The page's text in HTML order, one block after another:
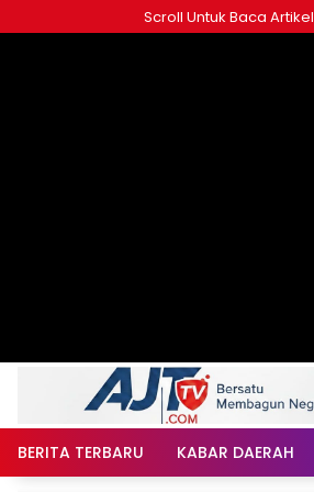
ke
Scroll Untuk Baca Artikel
BERITA TERBARU KABAR DAERAH